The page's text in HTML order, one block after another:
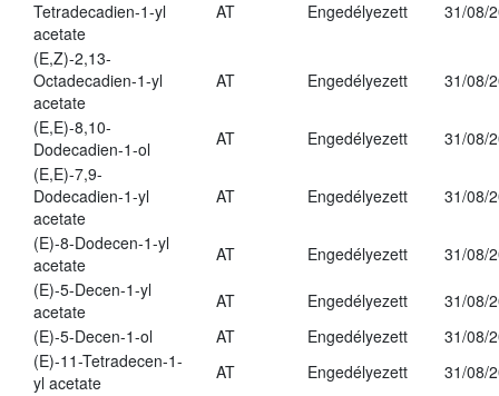
Tetradecadien-1-yl
acetate
AT Engedélyezett 31/08/
(E,Z)-2,13-
Octadecadien-1-yl
acetate
AT Engedélyezett 31/08/
(E,E)-8,10-
Dodecadien-1-ol
AT Engedélyezett
31/08/
(E,E)-7,9-
Dodecadien-1-yl
acetate
AT Engedélyezett 31/08/
(E)-8-Dodecen-1-yl
acetate
AT Engedélyezett
31/08/
(E)-5-Decen-1-yl
acetate
AT Engedélyezett
31/08/
(E)-5-Decen-1-ol
AT Engedélyezett
31/08/
(E)-11-Tetradecen-1-
yl acetate
AT Engedélyezett 31/08/